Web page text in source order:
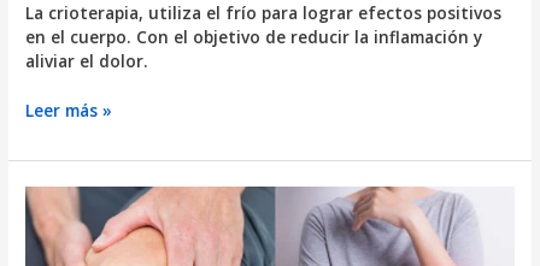
La crioterapia, utiliza el frío para lograr efectos positivos
en el cuerpo. Con el objetivo de reducir la inflamación y
aliviar el dolor.
¿Qué
la
Crioterapia?
Beneficios
y
cuidados
Leer más »